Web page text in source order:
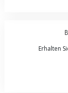
Erhalten